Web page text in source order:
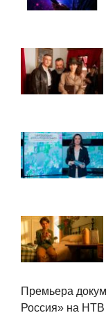
Премьера
Россия» на НТВ